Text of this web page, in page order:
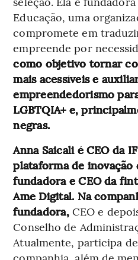
Educação, uma
compromete em
empreende por
como objetivo tornar
mais acessíveis e
empreendedorismo
LGBTQIA+ e,
negras.
Anna Saicali é CEO da
plataforma de inovação
fundadora e CEO da
Ame Digital. Na
fundadora,CEO e
Conselho de
Atualmente, participa